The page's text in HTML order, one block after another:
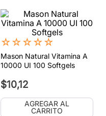
☆☆☆☆☆
Mason Natural Vitamina A
10000 UI 100 Softgels
$10,12
AGREGAR AL
CARRITO